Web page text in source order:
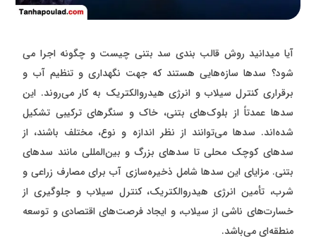
آیا میدانید روش قالب بندی سد بتنی چیست و چگونه اجرا می
شود؟ سد‌ها سازه‌هایی هستند که جهت نگهداری و تنظیم آب و
برقراری کنترل سیلاب و انرژی هیدروالکتریک به کار ‌می‌روند. این
سد‌ها عمدتاً از بلوک‌های بتنی، خاک و سنگر‌های ترکیبی تشکیل
شده‌اند. سد‌ها می‌توانند از نظر اندازه و نوع، مختلف باشند، از
سد‌های کوچک محلی تا سد‌های بزرگ و بین‌المللی مانند سد‌های
بتنی. مزایای این سد‌ها شامل ذخیره‌سازی آب برای مصارف زراعی و
شرب، تأمین انرژی هیدروالکتریک، کنترل سیلاب و جلوگیری از
خسارت‌های ناشی از سیلاب، و ایجاد فرصت‌های اقتصادی و توسعه
منطقه‌ای می‌باشد.